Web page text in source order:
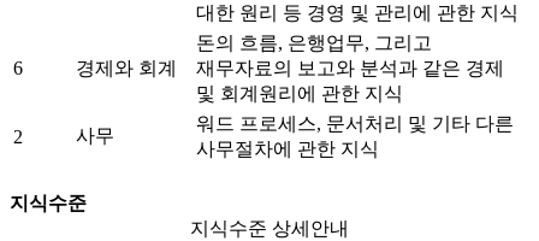
대한 원리 등 경영 및 관리에 관한 지식
6 경제와 회계
돈의 흐름, 은행업무, 그리고
재무자료의 보고와 분석과 같은 경제
및 회계원리에 관한 지식
2 사무
워드 프로세스, 문서처리 및 기타 다른
사무절차에 관한 지식
지식수준
지식수준 상세안내